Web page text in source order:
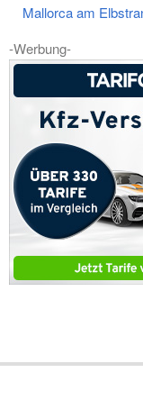
Mallorca am
-Werbung-